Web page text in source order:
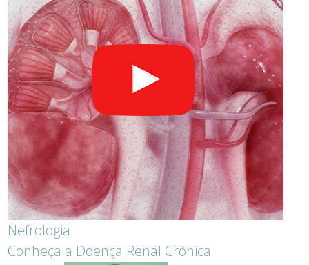
Nefrologia
Conheça a Doença Renal Crônica